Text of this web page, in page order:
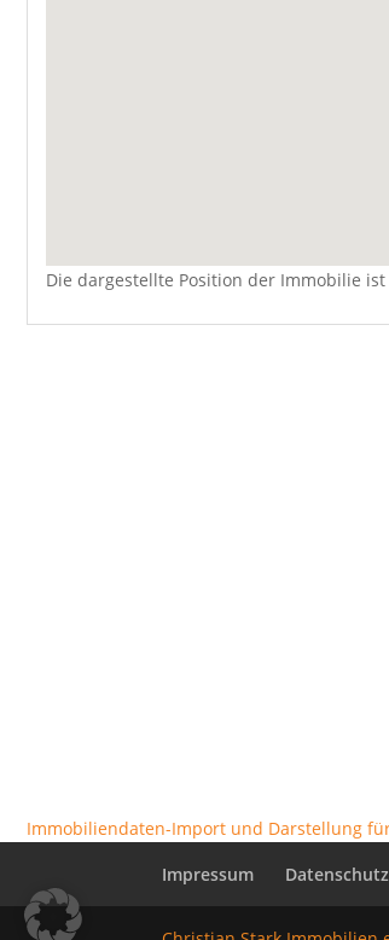
Die dargestellte Position der Immobilie
Immobiliendaten-Import und Darstellung
Impressum
Datenschutz